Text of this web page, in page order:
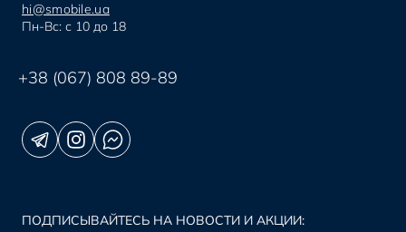
hi@smobile.ua
Пн-Вс: с 10 до 18
+38 (067) 808 89-89
ПОДПИСЫВАЙТЕСЬ НА НОВОСТИ И АКЦИИ: